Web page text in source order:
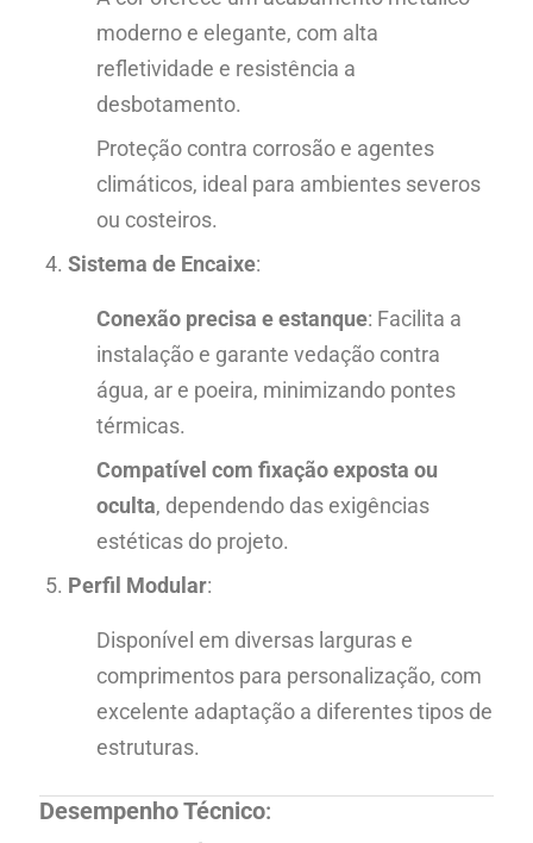
moderno e elegante, com alta
refletividade e resistência a
desbotamento.
Proteção contra corrosão e agentes
climáticos, ideal para ambientes severos
ou costeiros.
Sistema de Encaixe:
Conexão precisa e estanque: Facilita a
instalação e garante vedação contra
água, ar e poeira, minimizando pontes
térmicas.
Compatível com fixação exposta ou
oculta, dependendo das exigências
estéticas do projeto.
Perfil Modular:
Disponível em diversas larguras e
comprimentos para personalização, com
excelente adaptação a diferentes tipos de
estruturas.
Desempenho Técnico: